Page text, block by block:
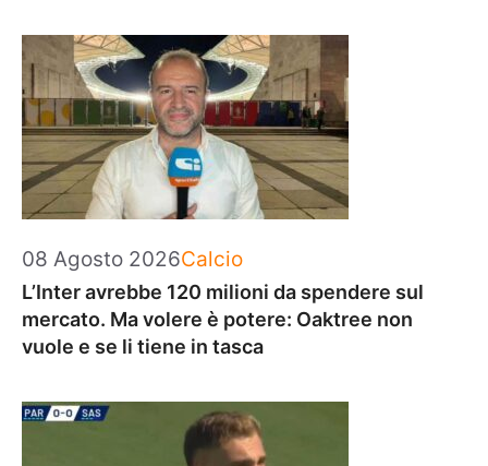
08 Agosto 2026Categorie
Calcio
L’Inter avrebbe 120 milioni da spendere sul
mercato. Ma volere è potere: Oaktree non
vuole e se li tiene in tasca